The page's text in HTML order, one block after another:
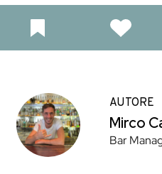
AUTORE
Mirco
Bar